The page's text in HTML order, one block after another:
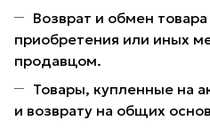
Возврат и обмен
приобретения или иных
продавцом.
Товары, купленные на
и возврату на общих